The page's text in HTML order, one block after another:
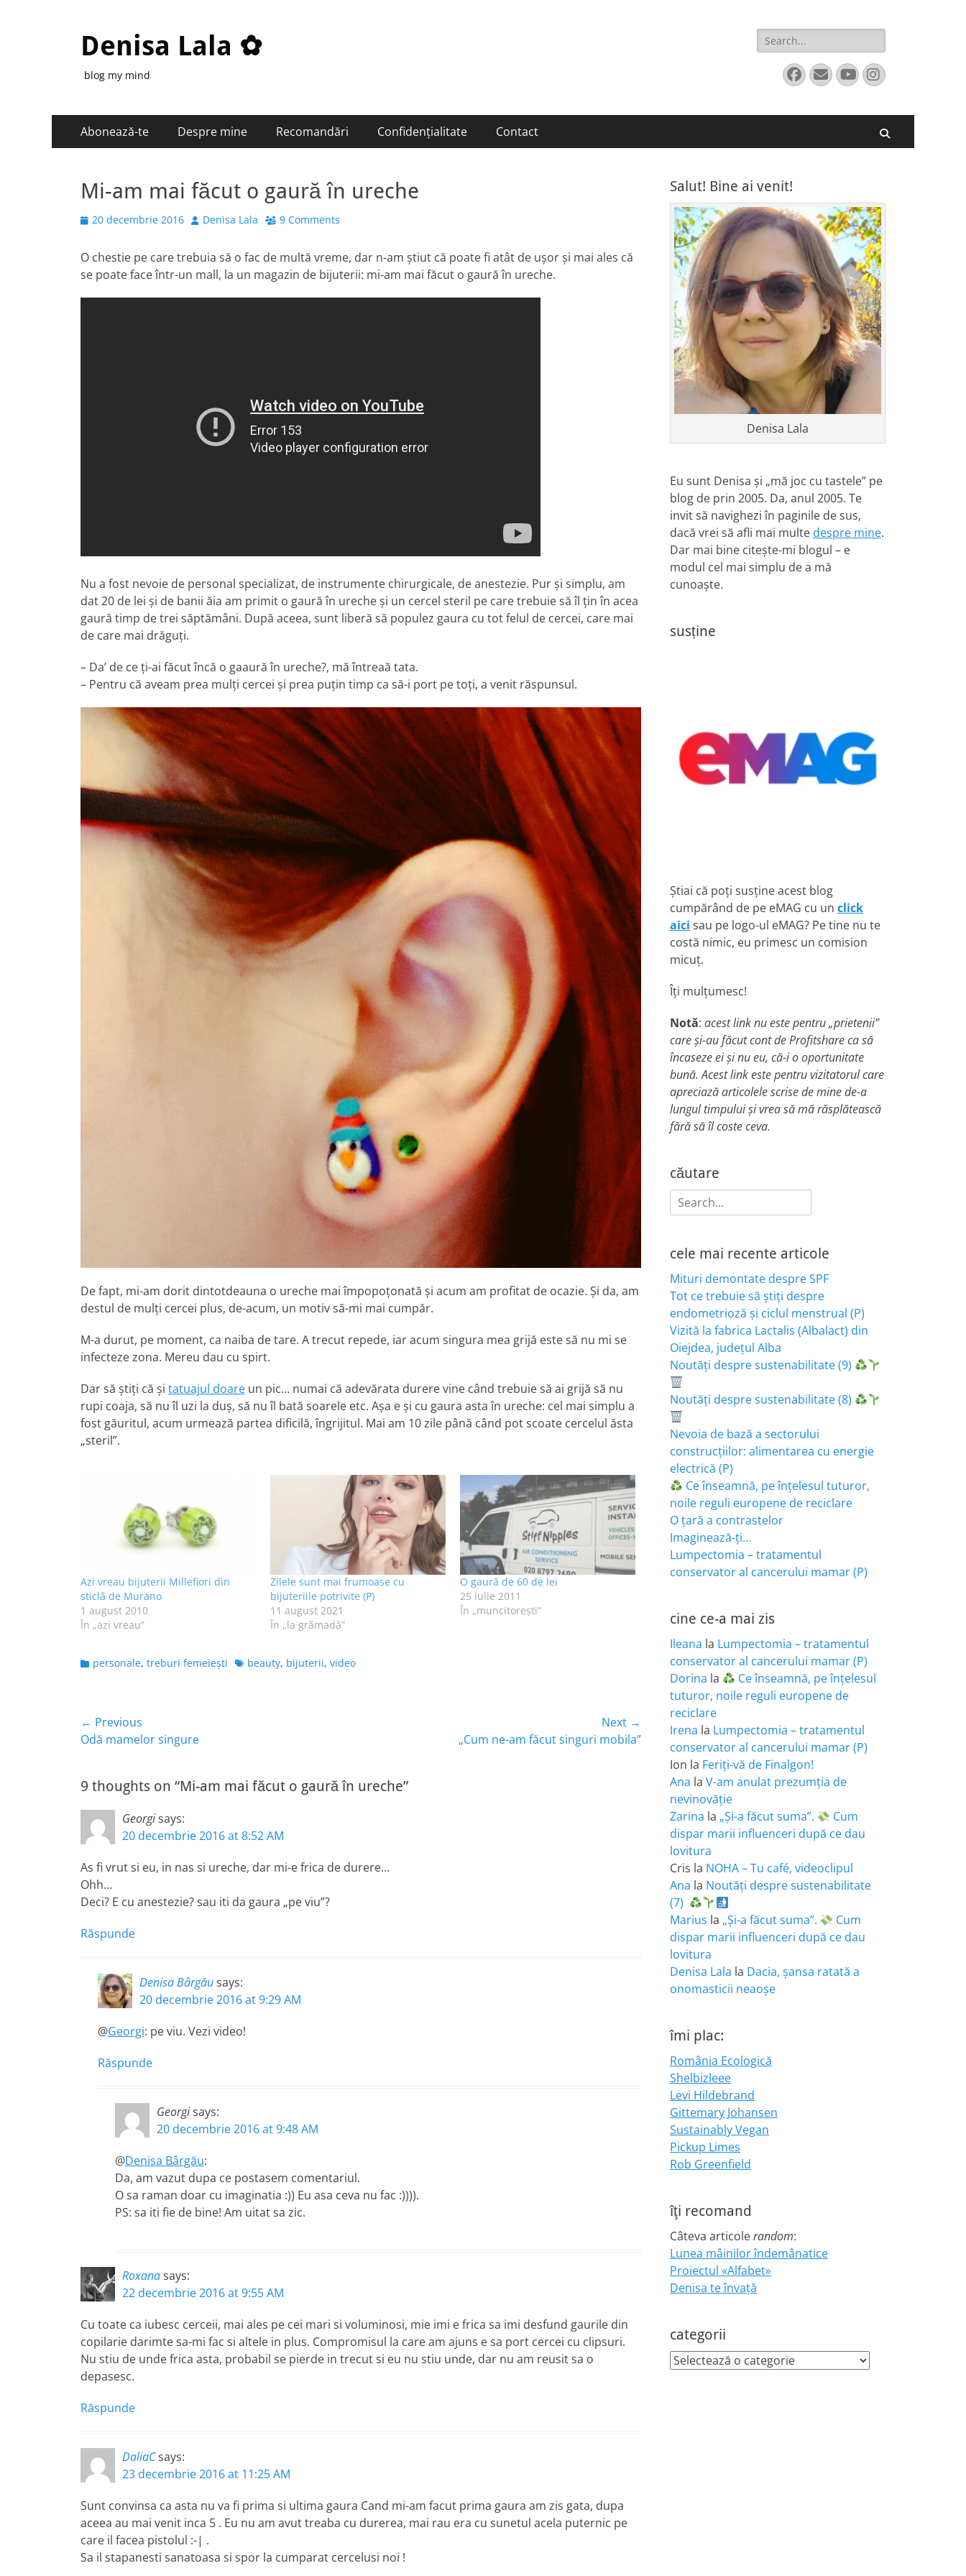
Denisa Lala ✿
blog my mind
Search
for:
Facebook
EmailYouTube
Instagram
Primary
Menu
Abonează-te Despre mine Recomandări Confidențialitate Contact
Mi-am mai făcut o gaură în ureche
Posted
20 decembrie 2016 Author
Denisa Lala 9 Comments
O chestie pe care trebuia să o fac de multă vreme, dar n-am știut că poate fi atât de ușor și mai ales că
se poate face într-un mall, la un magazin de bijuterii: mi-am mai făcut o gaură în ureche.
Nu a fost nevoie de personal specializat, de instrumente chirurgicale, de anestezie. Pur și simplu, am
dat 20 de lei și de banii ăia am primit o gaură în ureche și un cercel steril pe care trebuie să îl țin în acea
gaură timp de trei săptămâni. După aceea, sunt liberă să populez gaura cu tot felul de cercei, care mai
de care mai drăguți.
– Da’ de ce ți-ai făcut încă o gaaură în ureche?, mă întreaă tata.
– Pentru că aveam prea mulți cercei și prea puțin timp ca să-i port pe toți, a venit răspunsul.
De fapt, mi-am dorit dintotdeauna o ureche mai împopoțonată și acum am profitat de ocazie. Și da, am
destul de mulți cercei plus, de-acum, un motiv să-mi mai cumpăr.
M-a durut, pe moment, ca naiba de tare. A trecut repede, iar acum singura mea grijă este să nu mi se
infecteze zona. Mereu dau cu spirt.
Dar să știți că și tatuajul doare un pic… numai că adevărata durere vine când trebuie să ai grijă să nu
rupi coaja, să nu îl uzi la duș, să nu îl bată soarele etc. Așa e și cu gaura asta în ureche: cel mai simplu a
fost găuritul, acum urmează partea dificilă, îngrijitul. Mai am 10 zile până când pot scoate cercelul ăsta
„steril”.
Azi vreau bijuterii Millefiori din
sticlă de Murano
1 august 2010
În „azi vreau”
Zilele sunt mai frumoase cu
bijuteriile potrivite (P)
11 august 2021
În „la grămadă”
O gaură de 60 de lei
25 iulie 2011
În „muncitoreşti”
Categories
personale, treburi femeieşti Tagsbeauty, bijuterii, video
Navigare
în
articole
← Previous
Previous
Odă mamelor singure
Next →
„Cum ne-am făcut singuri mobila”
9 thoughts on “Mi-am mai făcut o gaură în ureche”
Georgisays:
20 decembrie 2016 at 8:52 AM
As fi vrut si eu, in nas si ureche, dar mi-e frica de durere…
Ohh…
Deci? E cu anestezie? sau iti da gaura „pe viu”?
Răspunde
Denisa Bârgăusays:
20 decembrie 2016 at 9:29 AM
@Georgi: pe viu. Vezi video!
Răspunde
Georgisays:
20 decembrie 2016 at 9:48 AM
@Denisa Bârgău:
Da, am vazut dupa ce postasem comentariul.
O sa raman doar cu imaginatia :)) Eu asa ceva nu fac :)))).
PS: sa iti fie de bine! Am uitat sa zic.
Roxanasays:
22 decembrie 2016 at 9:55 AM
Cu toate ca iubesc cerceii, mai ales pe cei mari si voluminosi, mie imi e frica sa imi desfund gaurile din
copilarie darimte sa-mi fac si altele in plus. Compromisul la care am ajuns e sa port cercei cu clipsuri.
Nu stiu de unde frica asta, probabil se pierde in trecut si eu nu stiu unde, dar nu am reusit sa o
depasesc.
Răspunde
DaliaCsays:
23 decembrie 2016 at 11:25 AM
Sunt convinsa ca asta nu va fi prima si ultima gaura Cand mi-am facut prima gaura am zis gata, dupa
aceea au mai venit inca 5 . Eu nu am avut treaba cu durerea, mai rau era cu sunetul acela puternic pe
care il facea pistolul :-| .
Sa il stapanesti sanatoasa si spor la cumparat cercelusi noi !
Salut! Bine ai venit!
Denisa Lala
Eu sunt Denisa și „mă joc cu tastele” pe
blog de prin 2005. Da, anul 2005. Te
invit să navighezi în paginile de sus,
dacă vrei să afli mai multe despre mine.
Dar mai bine citește-mi blogul – e
modul cel mai simplu de a mă
cunoaște.
susține
Știai că poți susține acest blog
cumpărând de pe eMAG cu un click
aici sau pe logo-ul eMAG? Pe tine nu te
costă nimic, eu primesc un comision
micuț.
Îți mulțumesc!
Notă: acest link nu este pentru „prietenii”
care și-au făcut cont de Profitshare ca să
încaseze ei și nu eu, că-i o oportunitate
bună. Acest link este pentru vizitatorul care
apreciază articolele scrise de mine de-a
lungul timpului și vrea să mă răsplătească
fără să îl coste ceva.
căutare
Search
for:
cele mai recente articole
Mituri demontate despre SPF
Tot ce trebuie să știți despre
endometrioză și ciclul menstrual (P)
Vizită la fabrica Lactalis (Albalact) din
Oiejdea, județul Alba
Noutăți despre sustenabilitate (9)
Noutăți despre sustenabilitate (8)
Nevoia de bază a sectorului
construcțiilor: alimentarea cu energie
electrică (P)
Ce înseamnă, pe înțelesul tuturor,
noile reguli europene de reciclare
O țară a contrastelor
Imaginează-ți…
Lumpectomia – tratamentul
conservator al cancerului mamar (P)
cine ce-a mai zis
Ileana la Lumpectomia – tratamentul
conservator al cancerului mamar (P)
Dorina la
Ce înseamnă, pe înțelesul
tuturor, noile reguli europene de
reciclare
Irena la Lumpectomia – tratamentul
conservator al cancerului mamar (P)
Ion la Feriţi-vă de Finalgon!
Ana la V-am anulat prezumția de
nevinovăție
Zarina la „Și-a făcut suma”.
Cum
dispar marii influenceri după ce dau
lovitura
Cris la NOHA – Tu café, videoclipul
Ana la Noutăți despre sustenabilitate
(7)
Marius la „Și-a făcut suma”.
Cum
dispar marii influenceri după ce dau
lovitura
Denisa Lala la Dacia, șansa ratată a
onomasticii neaoșe
îmi plac:
România Ecologică
Shelbizleee
Levi Hildebrand
Gittemary Johansen
Sustainably Vegan
Pickup Limes
Rob Greenfield
îţi recomand
Câteva articolerandom:
Lunea mâinilor îndemânatice
Proiectul «Alfabet»
Denisa te învaţă
categorii
categorii